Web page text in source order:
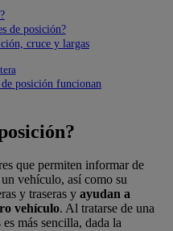
de posición?
cruce y largas
posición funcionan
que permiten informar de
vehículo, así como su
y traseras y ayudan a
vehículo. Al tratarse de una
más sencilla, dada la